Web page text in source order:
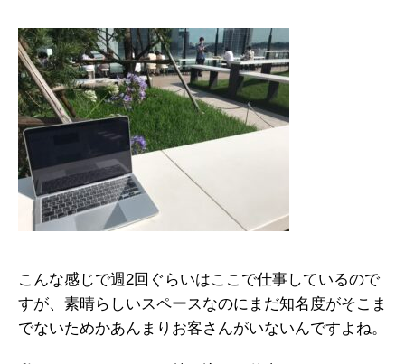
こんな感じで週2回ぐらいはここで仕事しているので
すが、素晴らしいスペースなのにまだ知名度がそこま
でないためかあんまりお客さんがいないんですよね。